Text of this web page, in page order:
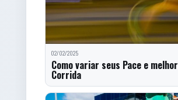
02/02/2025
Como variar seus Pace e
Corrida